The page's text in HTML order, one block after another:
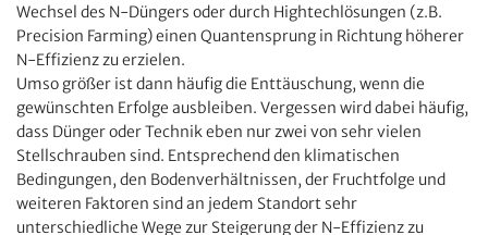
Wechsel des N-Düngers oder durch Hightechlösungen (z.B.
Precision Farming) einen Quantensprung in Richtung höherer
N-Effizienz zu erzielen.
Umso größer ist dann häufig die Enttäuschung, wenn die
gewünschten Erfolge ausbleiben. Vergessen wird dabei häufig,
dass Dünger oder Technik eben nur zwei von sehr vielen
Stellschrauben sind. Entsprechend den klimatischen
Bedingungen, den Bodenverhältnissen, der Fruchtfolge und
weiteren Faktoren sind an jedem Standort sehr
unterschiedliche Wege zur Steigerung der N-Effizienz zu